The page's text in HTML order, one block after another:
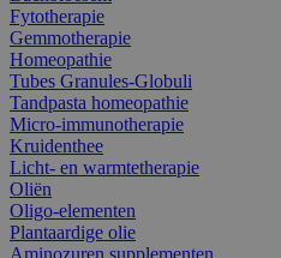
Fytotherapie
Gemmotherapie
Homeopathie
Tubes Granules-Globuli
Tandpasta homeopathie
Micro-immunotherapie
Kruidenthee
Licht- en warmtetherapie
Oliën
Oligo-elementen
Plantaardige olie
Aminozuren supplementen